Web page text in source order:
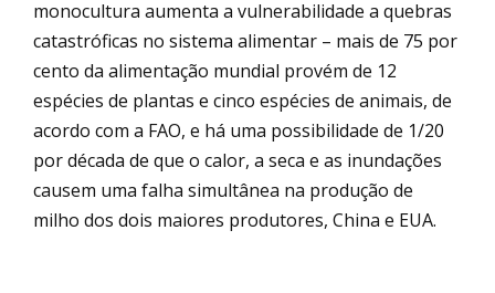
monocultura aumenta a vulnerabilidade a quebras
catastróficas no sistema alimentar – mais de 75 por
cento da alimentação mundial provém de 12
espécies de plantas e cinco espécies de animais, de
acordo com a FAO, e há uma possibilidade de 1/20
por década de que o calor, a seca e as inundações
causem uma falha simultânea na produção de
milho dos dois maiores produtores, China e EUA.